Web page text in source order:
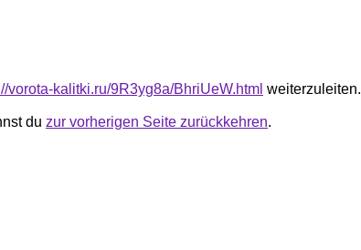
vorota-kalitki.ru/9R3yg8a/BhriUeW.html weiterzuleiten.
du zur vorherigen Seite zurückkehren.